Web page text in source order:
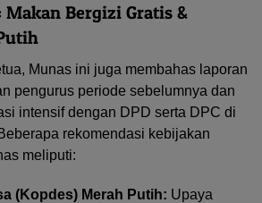
Bergizi Gratis &
Munas ini juga membahas laporan
pengurus periode sebelumnya dan
intensif dengan DPD serta DPC di
rekomendasi kebijakan
meliputi:
(Kopdes) Merah Putih: Upaya